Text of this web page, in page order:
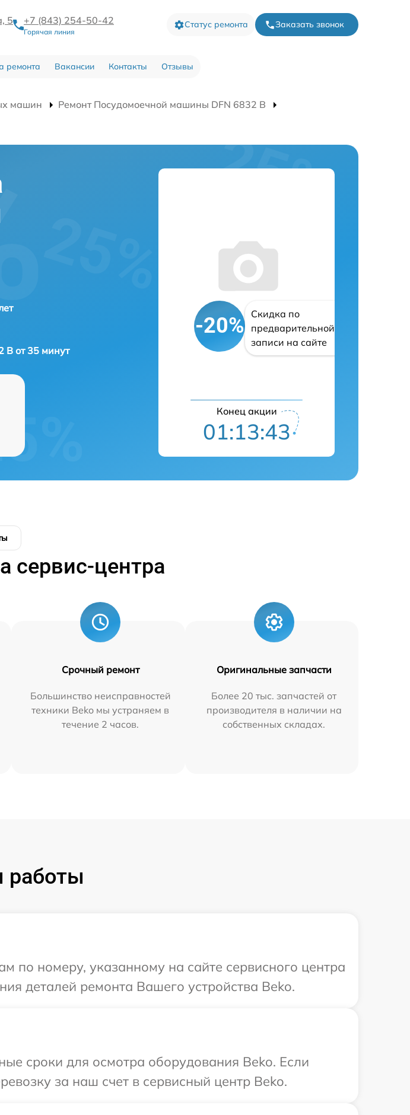
5 +7 (843) 254-50-42
Горячая линия
Статус ремонта Заказать звонок
ремонта Вакансии Контакты Отзывы
машин
Ремонт Посудомоечной машины DFN 6832 B
B от 35 минут
-20%
Скидка по
предварительной
записи на сайте
Конец акции
01:13:42
сервис-центра
Срочный ремонт
Большинство неисправностей
техники Beko мы устраняем в
течение 2 часов.
Оригинальные запчасти
Более 20 тыс. запчастей от
производителя в наличии на
собственных складах.
работы
по номеру, указанному на сайте сервисного центра
деталей ремонта Вашего устройства Beko.
сроки для осмотра оборудования Beko. Если
за наш счет в сервисный центр Beko.